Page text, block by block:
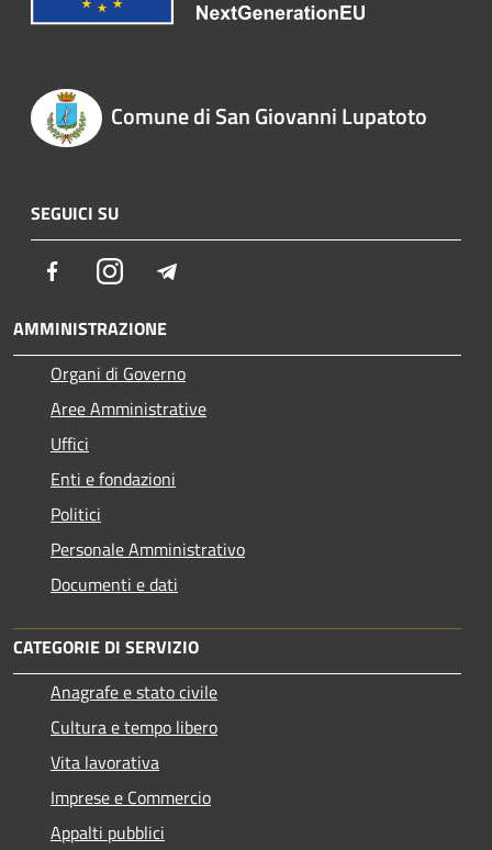
Comune di San Giovanni Lupatoto
SEGUICI SU
FacebookInstagram
AMMINISTRAZIONE
Organi di Governo
Aree Amministrative
Uffici
Enti e fondazioni
Politici
Personale Amministrativo
Documenti e dati
CATEGORIE DI SERVIZIO
Anagrafe e stato civile
Cultura e tempo libero
Vita lavorativa
Imprese e Commercio
Appalti pubblici